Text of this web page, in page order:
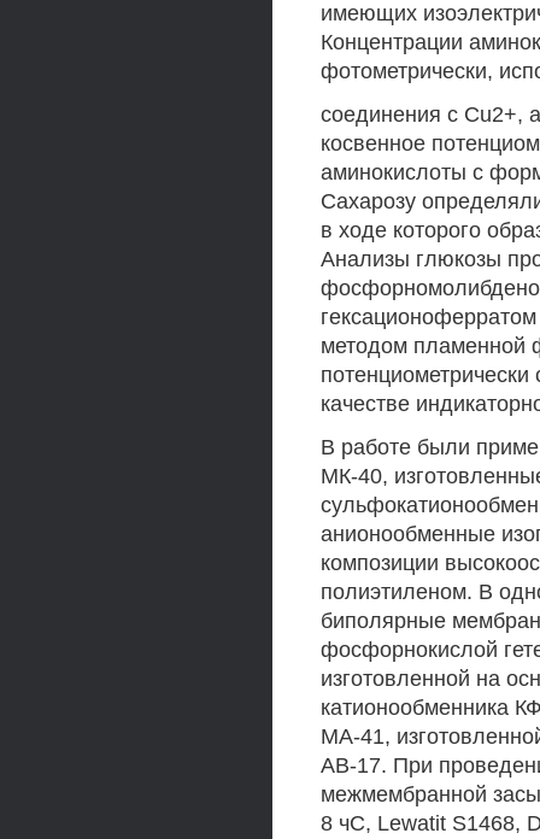
имеющих
Концентрации
фотометрически,
соединения с Cu2+,
косвенное
аминокислоты с
Сахарозу
в ходе которого
Анализы глюкозы
методом пламенной
качестве
В работе были
МК-40,
анионообменные
композиции
полиэтиленом. В
биполярные
фосфорнокислой
изготовленной на
катионообменника
МА-41,
АВ-17. При
межмембранной
8 чС, Lewatit S1468,